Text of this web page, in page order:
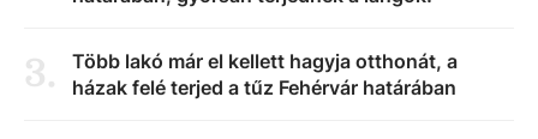
3.
Több lakó már el kellett hagyja otthonát, a
házak felé terjed a tűz Fehérvár határában